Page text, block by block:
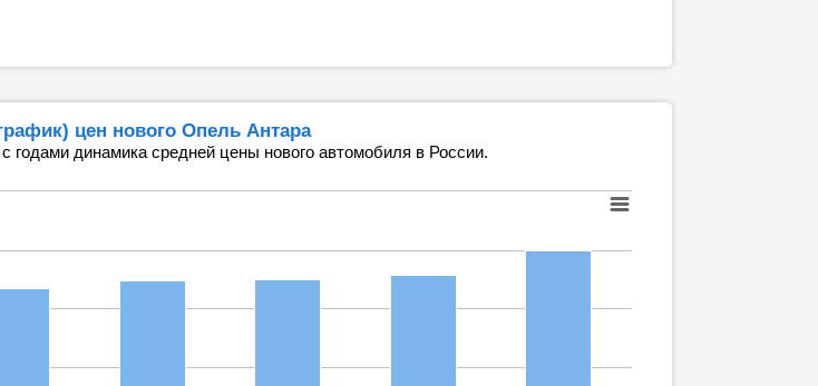
цен нового Опель Антара
годами динамика средней цены нового автомобиля в России.